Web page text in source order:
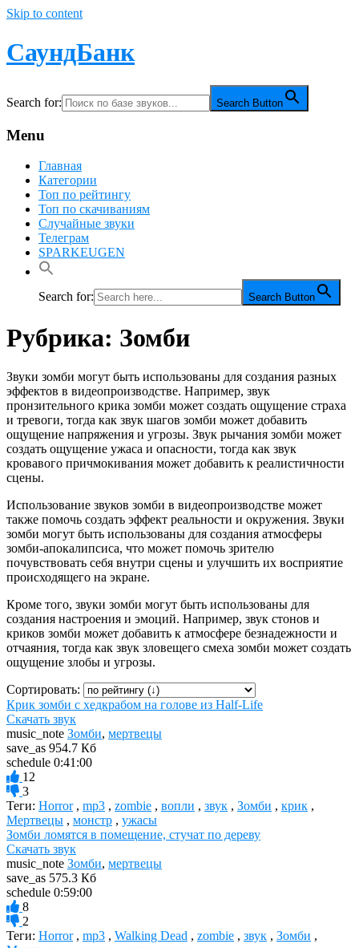
Skip to content
СаундБанк
Search for: Search Button
Menu
Главная
Категории
Топ по рейтингу
Топ по скачиваниям
Случайные звуки
Телеграм
SPARKEUGEN
Search for: Search Button
Рубрика: Зомби
Звуки зомби могут быть использованы для создания разных
эффектов в видеопроизводстве. Например, звук
пронзительного крика зомби может создать ощущение страха
и тревоги, тогда как звук шагов зомби может добавить
ощущение напряжения и угрозы. Звук рычания зомби может
создать ощущение ужаса и опасности, тогда как звук
кровавого причмокивания может добавить к реалистичности
сцены.
Использование звуков зомби в видеопроизводстве может
также помочь создать эффект реальности и окружения. Звуки
зомби могут быть использованы для создания атмосферы
зомби-апокалипсиса, что может помочь зрителю
почувствовать себя внутри сцены и улучшить их восприятие
происходящего на экране.
Кроме того, звуки зомби могут быть использованы для
создания настроения и эмоций. Например, звук стонов и
криков зомби может добавить к атмосфере безнадежности и
отчаяния, тогда как звук зловещего смеха зомби может создать
ощущение злобы и угрозы.
Сортировать:
Крик зомби с хедкрабом на голове из Half-Life
Скачать звук
music_note Зомби, мертвецы
save_as 954.7 Кб
schedule 0:41:00
12
3
Теги: Horror, mp3 , zombie , вопли , звук , Зомби , крик ,
Мертвецы , монстр , ужасы
Зомби ломятся в помещение, стучат по дереву
Скачать звук
music_note Зомби, мертвецы
save_as 575.3 Кб
schedule 0:59:00
8
2
Теги: Horror, mp3 , Walking Dead , zombie , звук , Зомби ,